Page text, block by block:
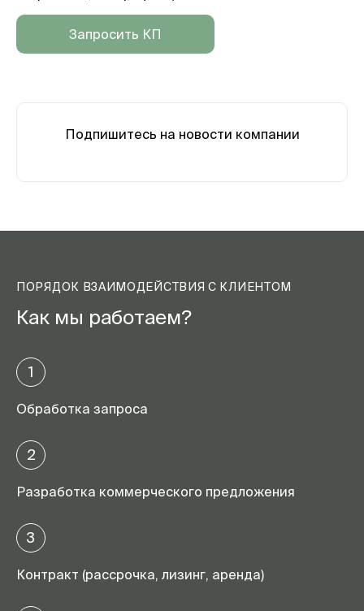
Запросить КП
Подпишитесь на новости компании
ПОРЯДОК ВЗАИМОДЕЙСТВИЯ С КЛИЕНТОМ
Как мы работаем?
1
Обработка запроса
2
Разработка коммерческого предложения
3
Контракт (рассрочка, лизинг, аренда)